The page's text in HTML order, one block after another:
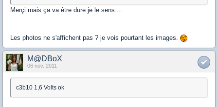
Merçi mais ça va être dure je le sens....
Les photos ne s'affichent pas ? je vois pourtant les images.
M@DBoX
06 nov. 2011
c3b10 1,6 Volts ok